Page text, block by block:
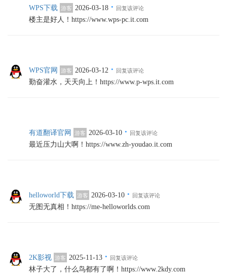
WPS下载 游客 2026-03-18 · 回复该评论
楼主是好人！https://www.wps-pc.it.com
WPS官网 游客 2026-03-12 · 回复该评论
勤奋灌水，天天向上！https://www.p-wps.it.com
有道翻译官网 游客 2026-03-10 · 回复该评论
最近压力山大啊！https://www.zh-youdao.it.com
helloworld下载 游客 2026-03-10 · 回复该评论
无图无真相！https://me-helloworlds.com
2K影视 游客 2025-11-13 · 回复该评论
林子大了，什么鸟都有了啊！https://www.2kdy.com